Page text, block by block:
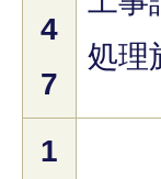
4
7
処理
1